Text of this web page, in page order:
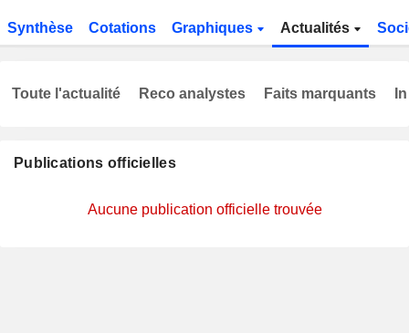
Synthèse Cotations Graphiques Actualités
Publications officielles
Aucune publication officielle trouvée
Toute l'actualité Reco analystes Faits marquants